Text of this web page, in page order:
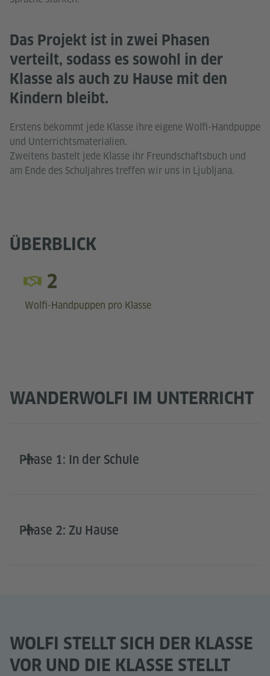
Das Projekt ist in zwei Phasen
verteilt, sodass es sowohl in der
Klasse als auch zu Hause mit den
Kindern bleibt.
Erstens bekommt jede Klasse ihre eigene Wolfi-Handpuppe
und Unterrichtsmaterialien.
Zweitens bastelt jede Klasse ihr Freundschaftsbuch und
am Ende des Schuljahres treffen wir uns in Ljubljana.
ÜBERBLICK
2
Wolfi-Handpuppen pro Klasse
WANDERWOLFI IM UNTERRICHT
Phase 1: In der Schule
Phase 2: Zu Hause
WOLFI STELLT SICH DER KLASSE
VOR UND DIE KLASSE STELLT